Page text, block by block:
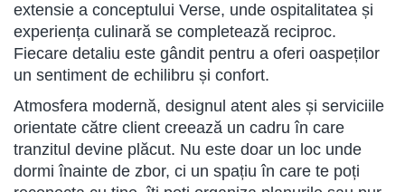
extensie a conceptului Verse, unde ospitalitatea și
experiența culinară se completează reciproc.
Fiecare detaliu este gândit pentru a oferi oaspeților
un sentiment de echilibru și confort.
Atmosfera modernă, designul atent ales și serviciile
orientate către client creează un cadru în care
tranzitul devine plăcut. Nu este doar un loc unde
dormi înainte de zbor, ci un spațiu în care te poți